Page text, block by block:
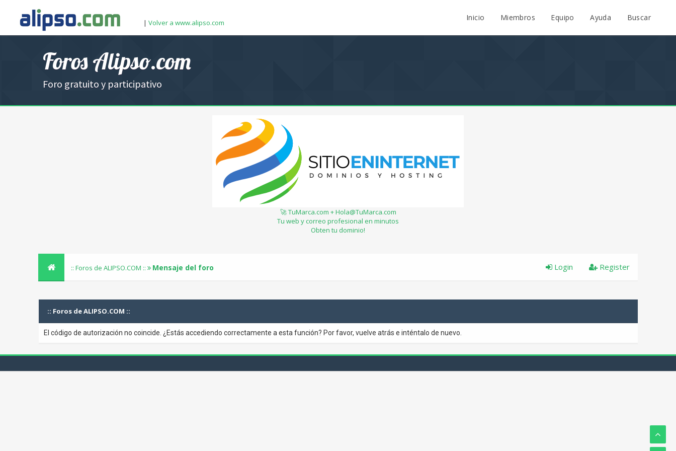
| Volver a www.alipso.com
Inicio Miembros Equipo Ayuda Buscar
Foros Alipso.com
Foro gratuito y participativo
🚀 TuMarca.com + Hola@TuMarca.com
Tu web y correo profesional en minutos
Obten tu dominio!
:: Foros de ALIPSO.COM :: Mensaje del foro Register
Login
:: Foros de ALIPSO.COM ::
El código de autorización no coincide. ¿Estás accediendo correctamente a esta función? Por favor, vuelve atrás e inténtalo de nuevo.